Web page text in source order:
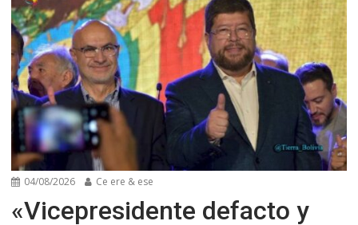
04/08/2026 Ce ere & ese
«Vicepresidente defacto y